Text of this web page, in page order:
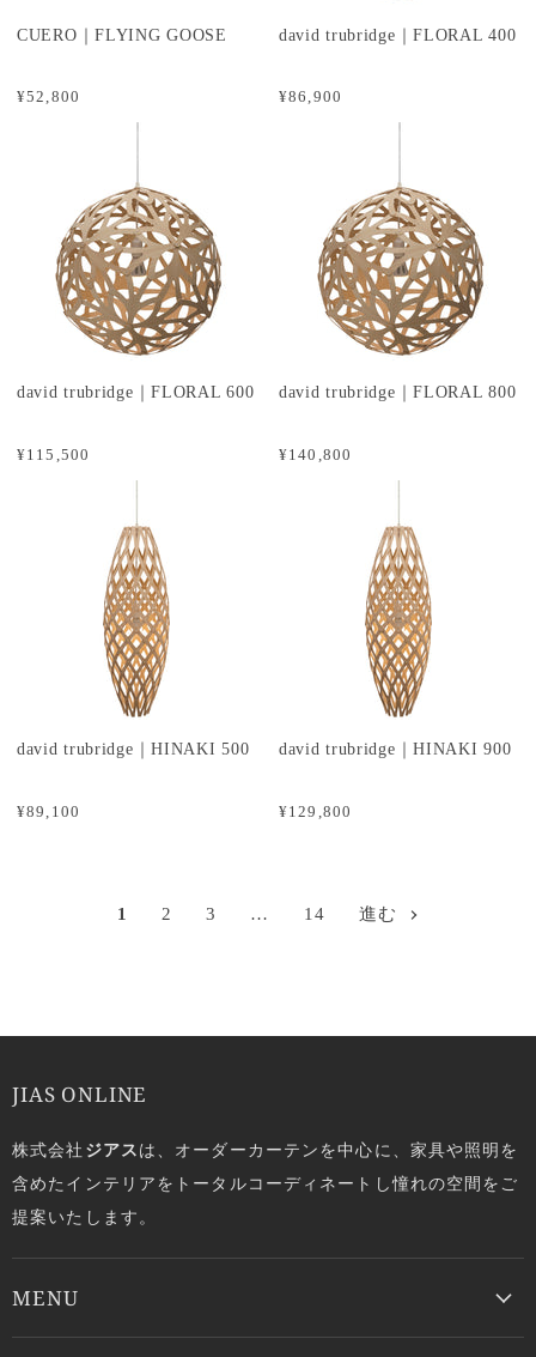
¥52,800
CUERO｜FLYING GOOSE
¥86,900
david trubridge｜FLORAL 400
¥115,500
david trubridge｜FLORAL 600
¥140,800
david trubridge｜FLORAL 800
¥89,100
david trubridge｜HINAKI 500
¥129,800
david trubridge｜HINAKI 900
1 2 3 … 14 進む
JIAS ONLINE
株式会社 ジアスは、オーダーカーテンを中心に、家具や照明を
含めたインテリアをトータルコーディネートし憧れの空間をご
提案いたします。
MENU